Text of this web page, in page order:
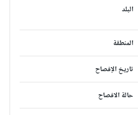
البلد
المنطقة
تاريخ الإفصاح
حالة الافصاح